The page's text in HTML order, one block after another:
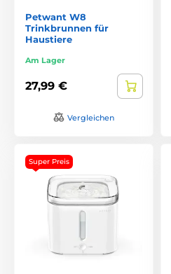
Petwant W8
Trinkbrunnen für
Haustiere
Am Lager
27,99 €
Vergleichen
Super Preis